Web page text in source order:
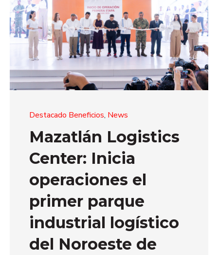
Destacado Beneficios, News
Mazatlán Logistics
Center: Inicia
operaciones el
primer parque
industrial logístico
del Noroeste de